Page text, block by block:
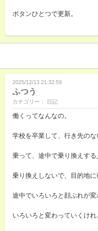
ボタンひとつで更新。
2025/12/13 21:32:59
ふつう
カテゴリー： 日記
働くってなんなの。
学校を卒業して、行き先のな
乗って、途中で乗り換えする
乗り換えしないで、目的地に
途中でいろいろと顔ぶれが
いろいろと変わっていくけれ